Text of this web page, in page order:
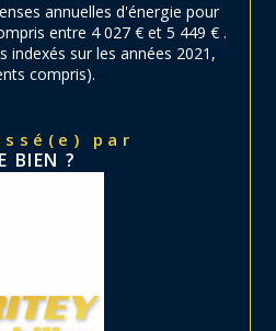
annuelles d'énergie pour
entre 4 027 € et 5 449 € .
indexés sur les années 2021,
compris).
par
BIEN ?